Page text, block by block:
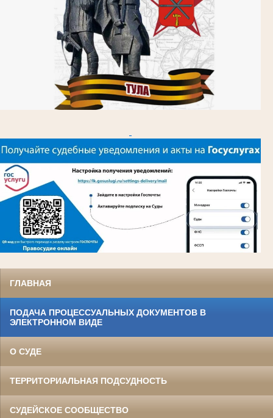
ГЛАВНАЯ
ПОДАЧА ПРОЦЕССУАЛЬНЫХ ДОКУМЕНТОВ В
ЭЛЕКТРОННОМ ВИДЕ
О СУДЕ
ТЕРРИТОРИАЛЬНАЯ ПОДСУДНОСТЬ
СУДЕЙСКОЕ СООБЩЕСТВО